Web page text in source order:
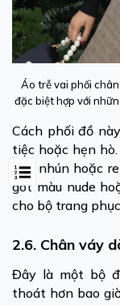
Áo trễ vai phối
đặc biệt hợp với
Cách phối đồ
tiệc hoặc hẹn
bèo nhún hoặc
gót màu nude
cho bộ trang
2.6. Chân váy
Đây là một bộ
thoát hơn bao